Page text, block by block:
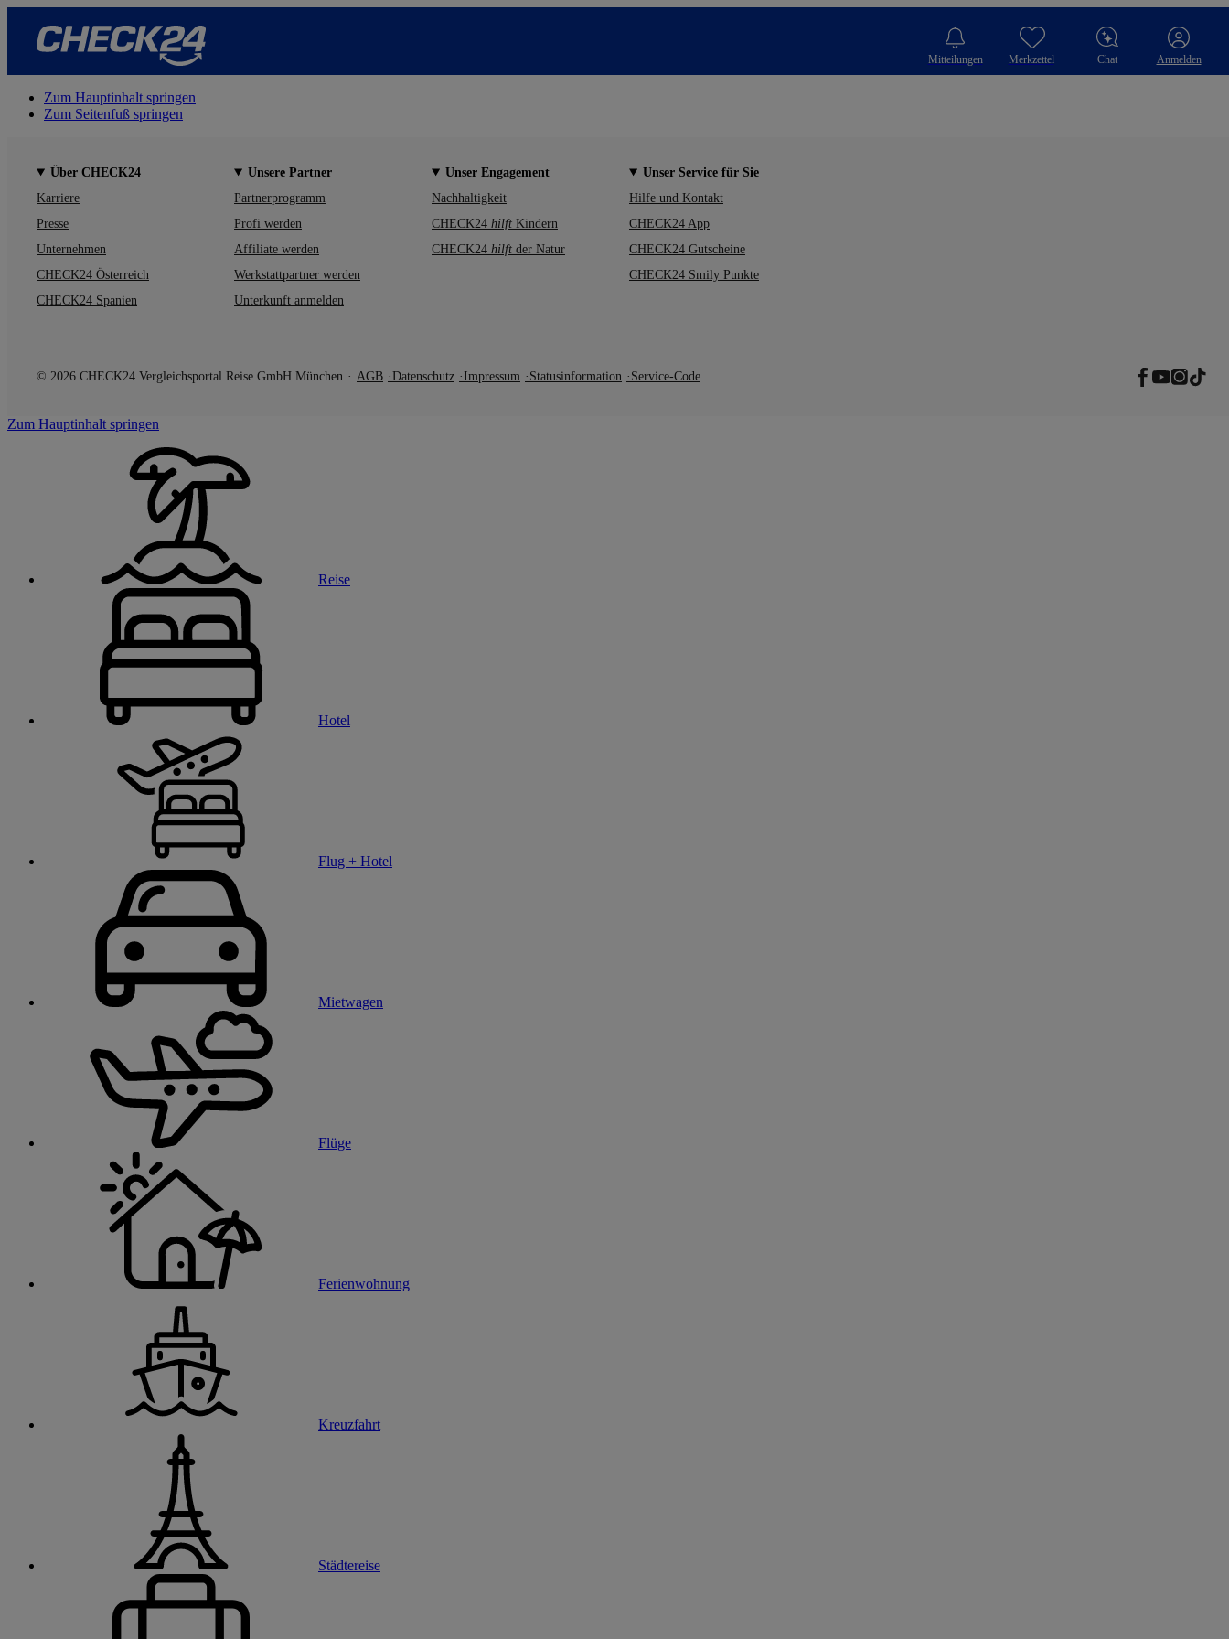
Mitteilungen Merkzettel Chat Anmelden
Zum Hauptinhalt springen
Zum Seitenfuß springen
Über CHECK24
Karriere
Presse
Unternehmen
CHECK24 Österreich
CHECK24 Spanien
Unsere Partner
Partnerprogramm
Profi werden
Affiliate werden
Werkstattpartner werden
Unterkunft anmelden
Unser Engagement
Nachhaltigkeit
CHECK24 hilft Kindern
CHECK24 hilft der Natur
Unser Service für Sie
Hilfe und Kontakt
CHECK24 App
CHECK24 Gutscheine
CHECK24 Smily Punkte
© 2026 CHECK24 Vergleichsportal Reise GmbH München AGB Datenschutz Impressum Statusinformation Service-Code
Zum Hauptinhalt springen
Reise
Hotel
Flug + Hotel
Mietwagen
Flüge
Ferienwohnung
Kreuzfahrt
Städtereise